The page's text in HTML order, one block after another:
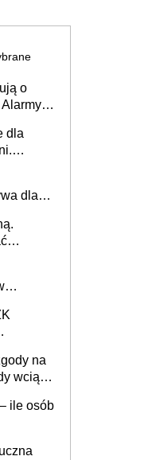
o
w
dla
dla
na
wciąż
ile osób